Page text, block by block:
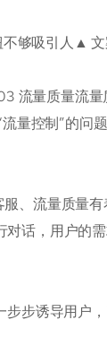
够吸引人▲
流量质量流
量控制”的问
、流量质量有
对话，用户的
步诱导用户，